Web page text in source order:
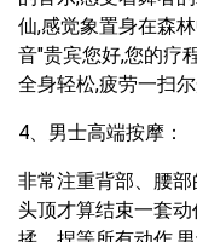
仙,感觉象置身在森
音"贵宾您好,您的疗
全身轻松,疲劳一扫
4、男士高端按摩：
非常注重背部、腰
头顶才算结束一套动